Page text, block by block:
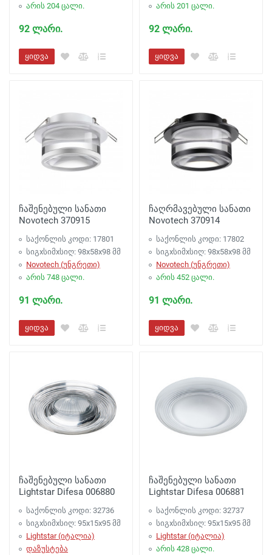
არის 204 ცალი.
92 ლარი.
ყიდვა
არის 201 ცალი.
92 ლარი.
ყიდვა
ჩაშენებული სანათი
Novotech 370915
საქონლის კოდი: 17801
სიგxსიმxსიღ: 98x58x98 მმ
Novotech (უნგრეთი)
არის 748 ცალი.
91 ლარი.
ყიდვა
ჩაღრმავებული სანათი
Novotech 370914
საქონლის კოდი: 17802
სიგxსიმxსიღ: 98x58x98 მმ
Novotech (უნგრეთი)
არის 452 ცალი.
91 ლარი.
ყიდვა
ჩაშენებული სანათი
Lightstar Difesa 006880
საქონლის კოდი: 32736
სიგxსიმxსიღ: 95x15x95 მმ
Lightstar (იტალია)
დაზუსტება
ჩაშენებული სანათი
Lightstar Difesa 006881
საქონლის კოდი: 32737
სიგxსიმxსიღ: 95x15x95 მმ
Lightstar (იტალია)
არის 428 ცალი.